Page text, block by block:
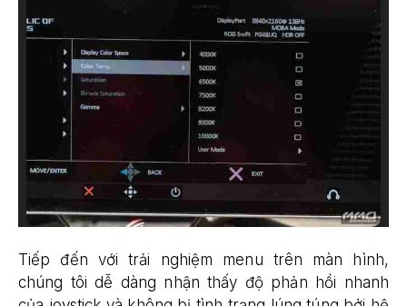
Tiếp đến với trải nghiệm menu trên màn hình,
chúng tôi dễ dàng nhận thấy độ phản hồi nhanh